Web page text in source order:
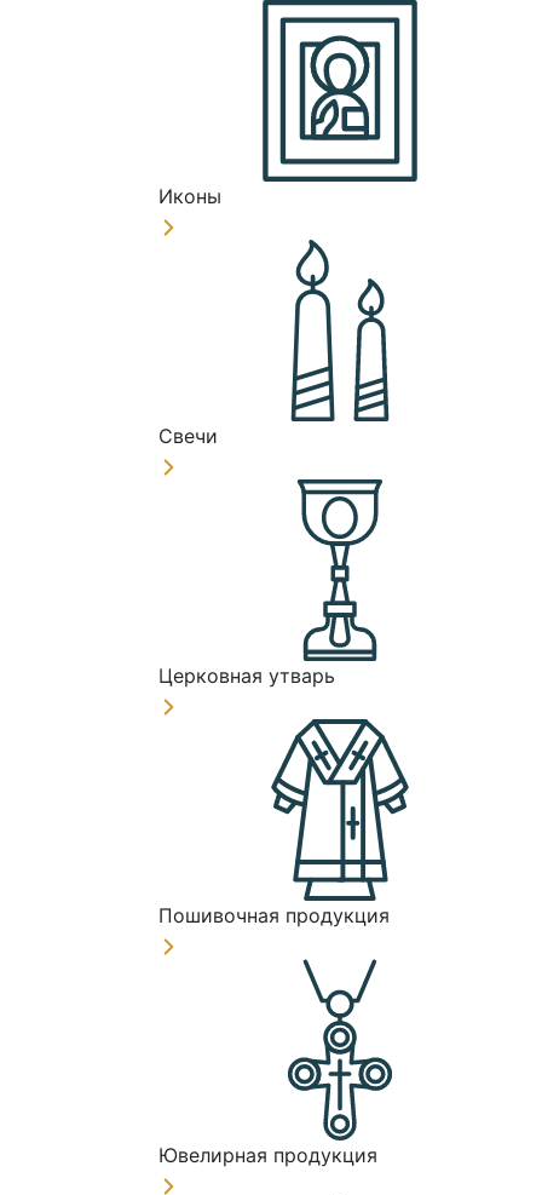
Иконы
Свечи
Церковная утварь
Пошивочная продукция
Ювелирная продукция